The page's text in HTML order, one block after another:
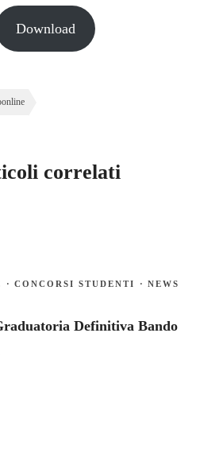
Download
correlati
· CONCORSI STUDENTI · NEWS
Definitiva Bando